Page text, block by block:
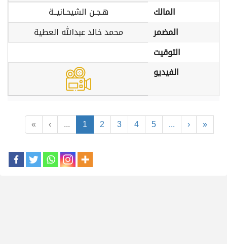
« ‹ ... 1 2 3 4 5 ... › »
المالك
هـجـن الشيحـانيــة
المضمر
محمد خالد عبدالله العطية
التوقيت
الفيديو